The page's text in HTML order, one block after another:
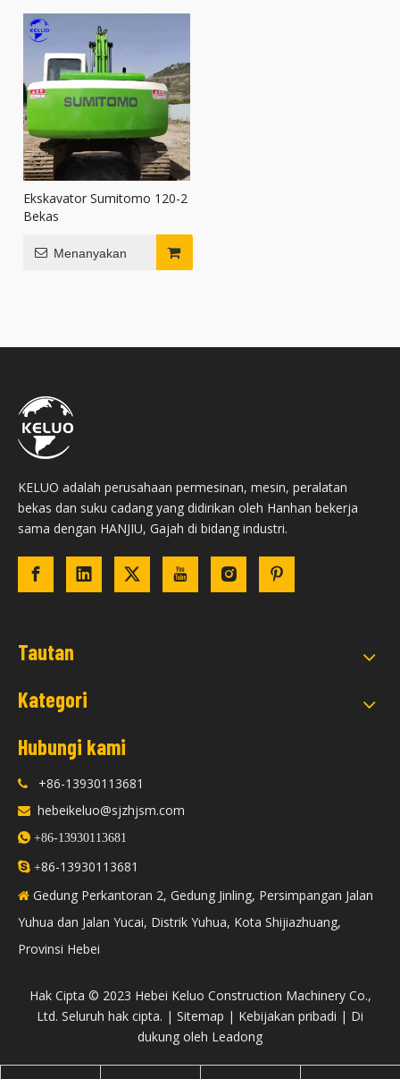
Ekskavator Sumitomo 120-2
Bekas
Menanyakan
KELUO adalah perusahaan permesinan, mesin, peralatan
bekas dan suku cadang yang didirikan oleh Hanhan bekerja
sama dengan HANJIU, Gajah di bidang industri.
Tautan
Kategori
Hubungi kami
 +86-13930113681
 hebeikeluo@sjzhjsm.com
 +86-13930113681
 +86-13930113681
 Gedung Perkantoran 2, Gedung Jinling, Persimpangan Jalan
Yuhua dan Jalan Yucai, Distrik Yuhua, Kota Shijiazhuang,
Provinsi Hebei
​Hak Cipta © 2023 Hebei Keluo Construction Machinery Co.,
Ltd. Seluruh hak cipta. | Sitemap | Kebijakan pribadi | Di
dukung oleh Leadong